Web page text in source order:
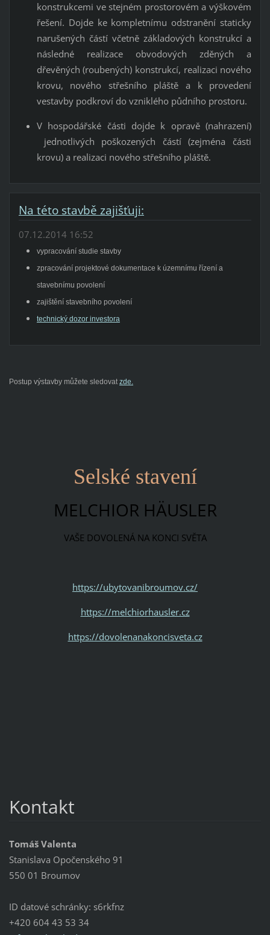
konstrukcemi ve stejném prostorovém a výškovém
řešení. Dojde ke kompletnímu odstranění staticky
narušených částí včetně základových konstrukcí a
následné realizace obvodových zděných a
dřevěných (roubených) konstrukcí, realizaci nového
krovu, nového střešního pláště a k provedení
vestavby podkroví do vzniklého půdního prostoru.
V hospodářské části dojde k opravě (nahrazení)
jednotlivých poškozených částí (zejména části
krovu) a realizaci nového střešního pláště.
Na této stavbě zajišťuji:
07.12.2014 16:52
vypracování studie stavby
zpracování projektové dokumentace k územnímu řízení a
stavebnímu povolení
zajištění stavebního povolení
technický dozor investora
Postup výstavby můžete sledovatzde.
Selské stavení
MELCHIOR HÄUSLER
VAŠE DOVOLENÁ NA KONCI SVĚTA
https://ubytovanibroumov.cz/
https://melchiorhausler.cz
https://dovolenanakoncisveta.cz
Kontakt
Tomáš Valenta
Stanislava Opočenského 91
550 01 Broumov
ID datové schránky: s6rkfnz
+420 604 43 53 34